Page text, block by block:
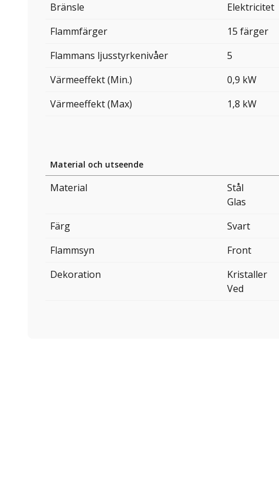
Bränsle
Elektricitet
Flammfärger
15 färger
Flammans ljusstyrkenivåer
5
Värmeeffekt (Min.)
0,9 kW
Värmeeffekt (Max)
1,8 kW
Material och utseende
Material
Stål
Glas
Färg
Svart
Flammsyn
Front
Dekoration
Kristaller
Ved